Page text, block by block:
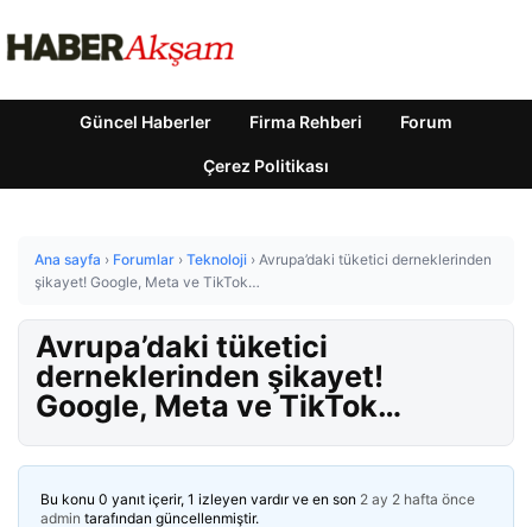
Güncel Haberler Firma Rehberi Forum
Çerez Politikası
Ana sayfa › Forumlar › Teknoloji › Avrupa’daki tüketici derneklerinden
şikayet! Google, Meta ve TikTok…
Avrupa’daki tüketici
derneklerinden şikayet!
Google, Meta ve TikTok…
Bu konu 0 yanıt içerir, 1 izleyen vardır ve en son 2 ay 2 hafta önce
admin tarafından güncellenmiştir.